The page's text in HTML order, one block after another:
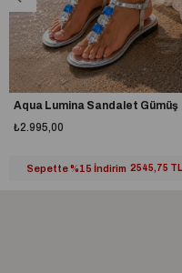
Aqua Lumina Sandalet Gümüş
₺2.995,00
Sepette %15 İndirim 2545,75 TL